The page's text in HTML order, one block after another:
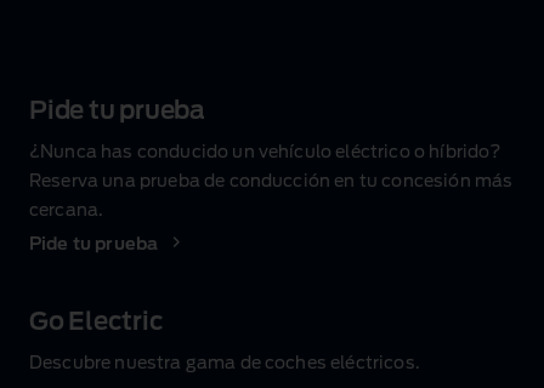
Pide tu prueba
¿Nunca has conducido un vehículo eléctrico o híbrido?
Reserva una prueba de conducción en tu concesión más
cercana.
Pide tu prueba
Go Electric
Descubre nuestra gama de coches eléctricos.